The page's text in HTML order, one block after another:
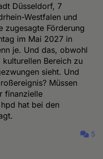
Düsseldorf, 7
Westfalen und
zugesagte Förderung
im Mai 2027 in
je. Und das, obwohl
Bereich zu
sieht. Und
Müssen
finanzielle
hat bei den
5